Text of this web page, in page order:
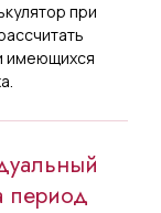
при
имеющихся
период